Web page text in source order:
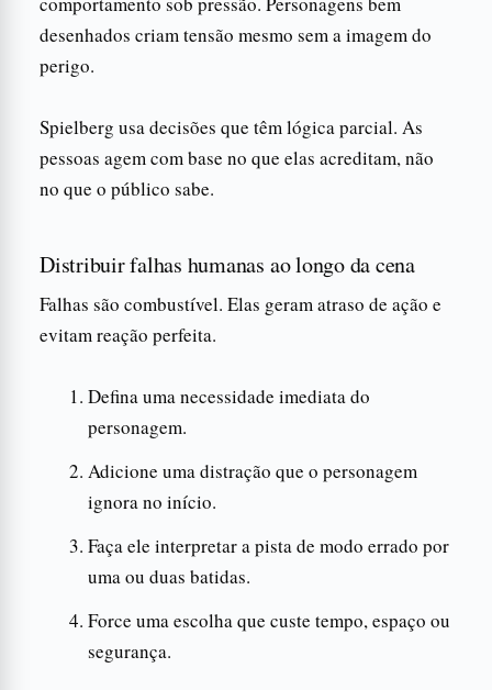
desenhados criam tensão mesmo sem a imagem do
perigo.
Spielberg usa decisões que têm lógica parcial. As
pessoas agem com base no que elas acreditam, não
no que o público sabe.
Distribuir falhas humanas ao longo da cena
Falhas são combustível. Elas geram atraso de ação e
evitam reação perfeita.
Defina uma necessidade imediata do
personagem.
Adicione uma distração que o personagem
ignora no início.
Faça ele interpretar a pista de modo errado por
uma ou duas batidas.
Force uma escolha que custe tempo, espaço ou
segurança.